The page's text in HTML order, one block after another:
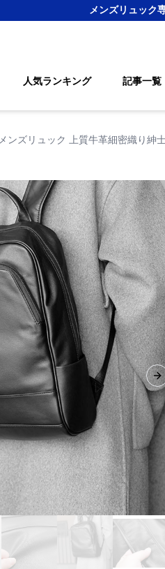
メンズリュック
人気ランキング 記事一覧
メンズリュック 上質牛革細密織り紳